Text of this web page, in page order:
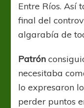
Entre Ríos. Así
final del
algarabía de
Patrón
necesitaba
lo expresaron
perder puntos